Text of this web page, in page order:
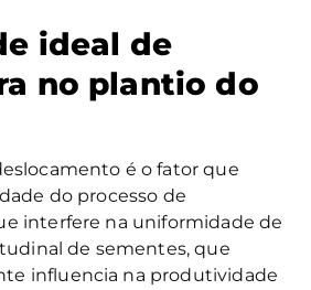
ideal de
no plantio do
é o fator que
do processo de
interfere na uniformidade de
de sementes, que
influencia na produtividade